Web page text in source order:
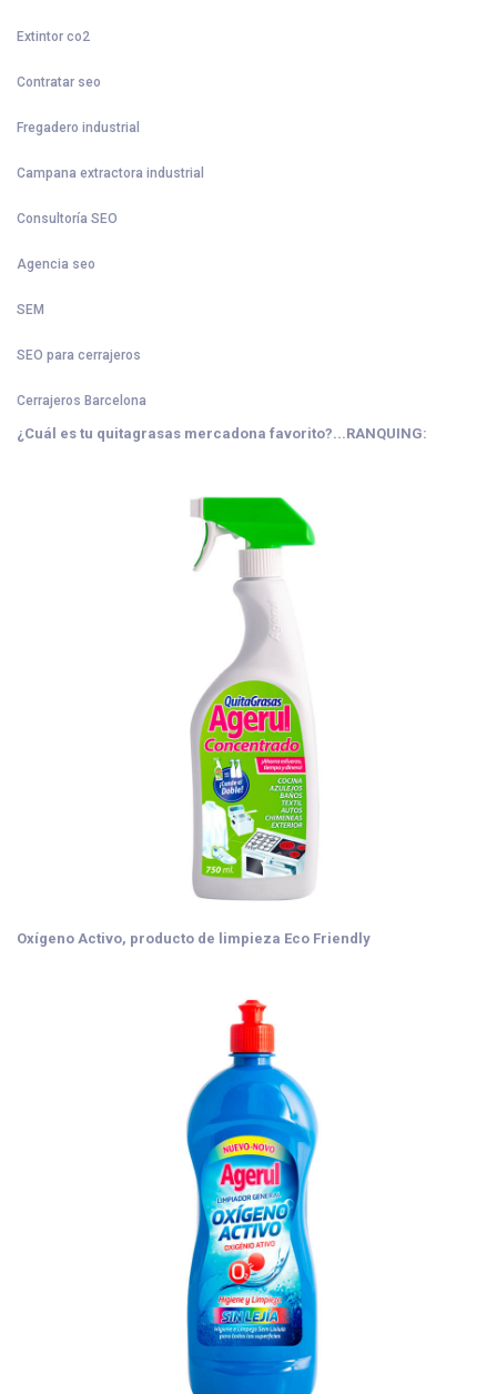
Extintor co2
Contratar seo
Fregadero industrial
Campana extractora industrial
Consultoría SEO
Agencia seo
SEM
SEO para cerrajeros
Cerrajeros Barcelona
¿Cuál es tu quitagrasas mercadona favorito?...RANQUING:
Oxígeno Activo, producto de limpieza Eco Friendly